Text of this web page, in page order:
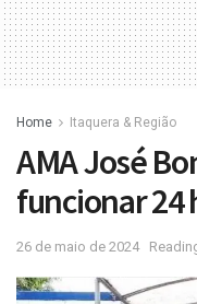
Home Itaquera & Região
AMA José
funcionar 24
26 de maio de 2024